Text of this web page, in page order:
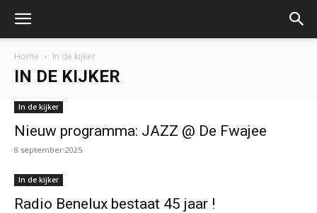
Home In de kijker
IN DE KIJKER
In de kijker
Nieuw programma: JAZZ @ De Fwajee
8 september 2025
In de kijker
Radio Benelux bestaat 45 jaar !